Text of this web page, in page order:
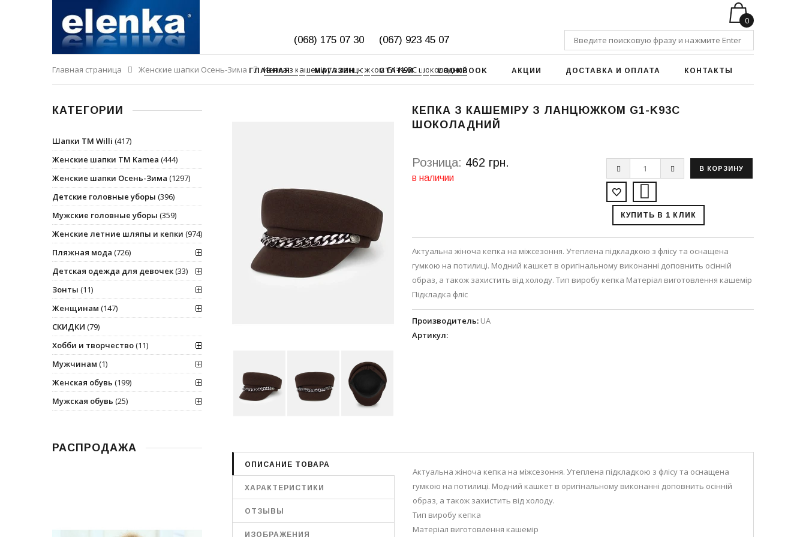
(068) 175 07 30 (067) 923 45 07
0
ГЛАВНАЯ МАГАЗИН СТАТЬИ LOOKBOOK АКЦИИ ДОСТАВКА И ОПЛАТА КОНТАКТЫ
Главная страница Женские шапки Осень-Зима Кепка з кашеміру з ланцюжком G1-K93C шоколадний
КЕПКА З КАШЕМІРУ З ЛАНЦЮЖКОМ G1-K93C
ШОКОЛАДНИЙ
Розница: 462 грн.
в наличии
КУПИТЬ В 1 КЛИК
Актуальна жіноча кепка на міжсезоння. Утеплена підкладкою з флісу та оснащена
гумкою на потилиці. Модний кашкет в оригінальному виконанні доповнить осінній
образ, а також захистить від холоду. Тип виробу кепка Матеріал виготовлення кашемір
Підкладка фліс
Производитель: UA
Артикул:
ОПИСАНИЕ ТОВАРА
ХАРАКТЕРИСТИКИ
ОТЗЫВЫ
ИЗОБРАЖЕНИЯ
Актуальна жіноча кепка на міжсезоння. Утеплена підкладкою з флісу та оснащена
гумкою на потилиці. Модний кашкет в оригінальному виконанні доповнить осінній
образ, а також захистить від холоду.
Тип виробу кепка
Матеріал виготовлення кашемір
КАТЕГОРИИ
Шапки ТМ Willi (417)
Женские шапки ТМ Kamea (444)
Женские шапки Осень-Зима (1297)
Детские головные уборы (396)
Мужские головные уборы (359)
Женские летние шляпы и кепки (974)
Пляжная мода (726)
Детская одежда для девочек(33)
Зонты (11)
Женщинам (147)
СКИДКИ (79)
Хобби и творчество(11)
Мужчинам (1)
Женская обувь (199)
Мужская обувь (25)
РАСПРОДАЖА